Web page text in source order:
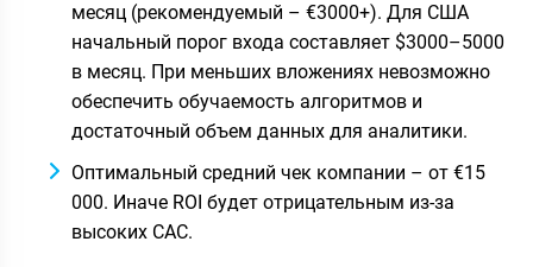
месяц (рекомендуемый – €3000+). Для США
начальный порог входа составляет $3000–5000
в месяц. При меньших вложениях невозможно
обеспечить обучаемость алгоритмов и
достаточный объем данных для аналитики.
Оптимальный средний чек компании – от €15
000. Иначе ROI будет отрицательным из-за
высоких CAC.